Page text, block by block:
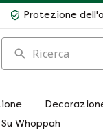
Protezione
Ricerca
Su Whoppah